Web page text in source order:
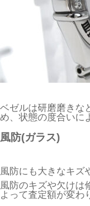
ベゼルは研磨磨きな
め、状態の度合いに
風防(ガラス)
風防にも大きなキズ
風防のキズや欠けは
よって査定額が変わ